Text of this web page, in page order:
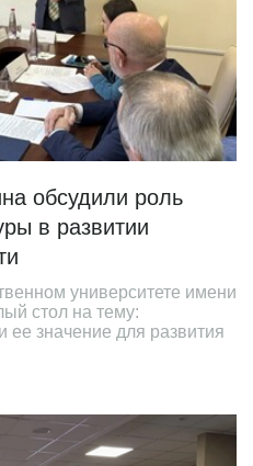
обсудили роль
в развитии
университете имени
стол на тему:
ее значение для развития